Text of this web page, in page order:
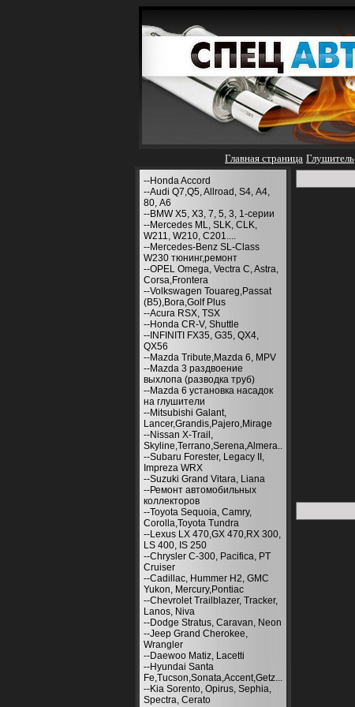
Главная страница Глушитель
--Honda Accord
--Audi Q7,Q5, Allroad, S4, А4,
80, A6
--BMW X5, X3, 7, 5, 3, 1-серии
--Mercedes ML, SLK, CLK,
W211, W210, С201....
--Mercedes-Benz SL-Class
W230 тюнинг,ремонт
--OPEL Omega, Vectra C, Astra,
Corsa,Frontera
--Volkswagen Touareg,Passat
(B5),Bora,Golf Plus
--Acura RSX, TSX
--Honda CR-V, Shuttle
--INFINITI FX35, G35, QX4,
QX56
--Mazda Tribute,Mazda 6, MPV
--Mazda 3 раздвоение
выхлопа (разводка труб)
--Mazda 6 установка насадок
на глушители
--Mitsubishi Galant,
Lancer,Grandis,Pajero,Mirage
--Nissan X-Trail,
Skyline,Terrano,Serena,Almera..
--Subaru Forester, Legacy II,
Impreza WRX
--Suzuki Grand Vitara, Liana
--Ремонт автомобильных
коллекторов
--Toyota Sequoia, Camry,
Corolla,Toyota Tundra
--Lexus LX 470,GX 470,RX 300,
LS 400, IS 250
--Chrysler С-300, Pacifica, PT
Cruiser
--Cadillac, Hummer H2, GMC
Yukon, Mercury,Pontiac
--Chevrolet Trailblazer, Tracker,
Lanos, Niva
--Dodge Stratus, Caravan, Neon
--Jeep Grand Cherokee,
Wrangler
--Daewoo Matiz, Lacetti
--Hyundai Santa
Fe,Tucson,Sonata,Accent,Getz...
--Kia Sorento, Opirus, Sephia,
Spectra, Cerato